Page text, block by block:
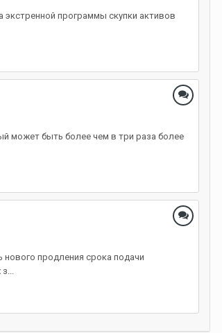
программы скупки активов
может быть более чем в три раза более
продления срока подачи